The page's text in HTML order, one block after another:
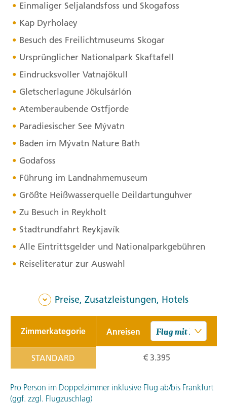
Einmaliger Seljalandsfoss und Skogafoss
Kap Dyrholaey
Besuch des Freilichtmuseums Skogar
Ursprünglicher Nationalpark Skaftafell
Eindrucksvoller Vatnajökull
Gletscherlagune Jökulsárlón
Atemberaubende Ostfjorde
Paradiesischer See Mývatn
Baden im Mývatn Nature Bath
Godafoss
Führung im Landnahmemuseum
Größte Heißwasserquelle Deildartunguhver
Zu Besuch in Reykholt
Stadtrundfahrt Reykjavík
Alle Eintrittsgelder und Nationalparkgebühren
Reiseliteratur zur Auswahl
Preise, Zusatzleistungen, Hotels
Zimmerkategorie Anreisen
STANDARD € 3.395
Pro Person im Doppelzimmer inklusive Flug ab/bis Frankfurt
(ggf. zzgl. Flugzuschlag)